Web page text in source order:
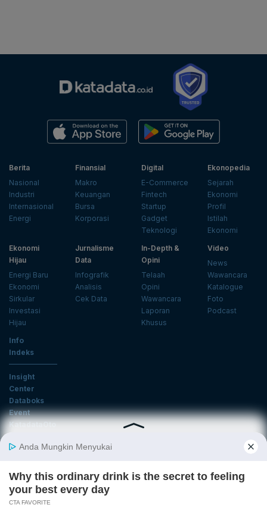
Berita
Nasional
Industri
Internasional
Energi
Finansial
Makro
Keuangan
Bursa
Korporasi
Digital
E-Commerce
Fintech
Startup
Gadget
Teknologi
Ekonopedia
Sejarah
Ekonomi
Profil
Istilah
Ekonomi
Ekonomi
Hijau
Energi Baru
Ekonomi
Sirkular
Investasi
Hijau
Jurnalisme
Data
Infografik
Analisis
Cek Data
In-Depth &
Opini
Telaah
Opini
Wawancara
Laporan
Khusus
Video
News
Wawancara
Katalogue
Foto
Podcast
Info
Indeks
Insight
Center
Databoks
Event
KatadataOto
Email
Daftar